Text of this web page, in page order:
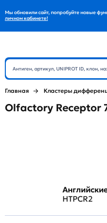
Мы обновили сайт, попробуйте новые
личном кабинете!
Главная Кластеры
Olfactory Receptor
HTPCR2